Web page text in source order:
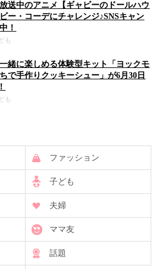
送中のアニメ【ギャビーのドールハウ
ー・コーデにチャレンジ♪SNSキャン
！
も
緒に楽しめる体験型キット「ヨックモ
で手作りクッキーシュー」が6月30日
も
ファッション
子ども
夫婦
ママ友
話題